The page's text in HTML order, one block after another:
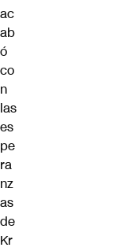
ac
ab
ó
co
n
las
es
pe
ra
nz
as
de
Kr